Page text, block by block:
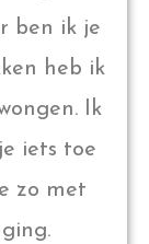
ben ik je
heb ik
Ik
iets toe
zo met